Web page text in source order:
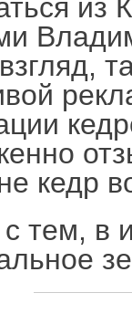
из
кедр
тем, в